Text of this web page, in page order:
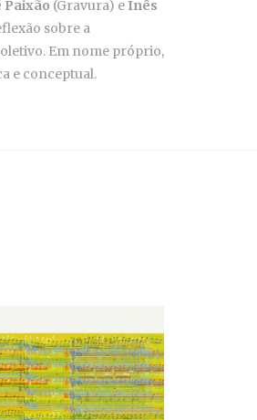
Paixão (Gravura) e Inês
sobre a
Em nome próprio,
e conceptual.